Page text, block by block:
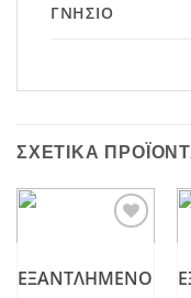
ΓΝΉΣΙΟ
ΣΧΕΤΙΚΆ
ΕΞΑΝΤΛΗΜΈΝΟ